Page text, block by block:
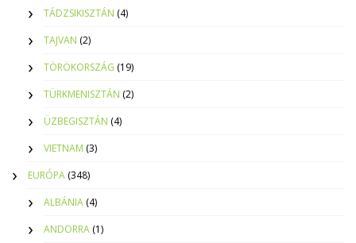
TÁDZSIKISZTÁN (4)
TAJVAN (2)
TÖRÖKORSZÁG (19)
TÜRKMENISZTÁN (2)
ÜZBEGISZTÁN (4)
VIETNAM (3)
EURÓPA (348)
ALBÁNIA (4)
ANDORRA (1)